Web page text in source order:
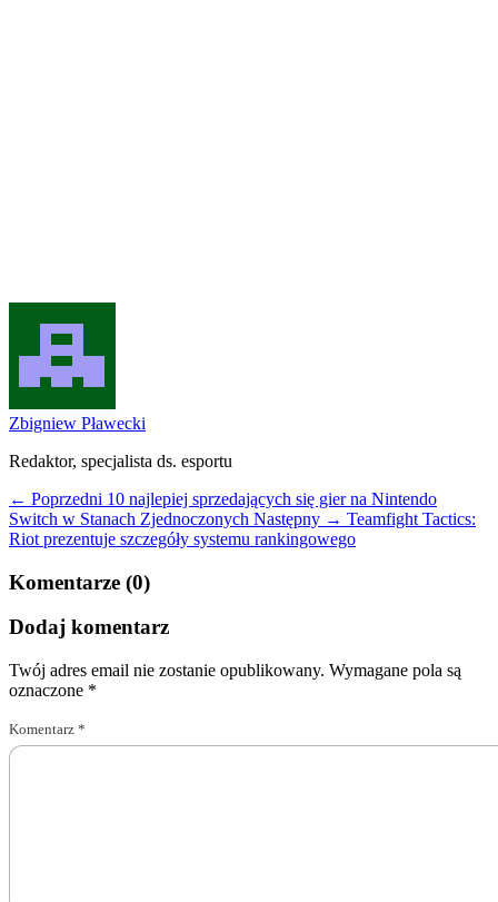
Zbigniew Pławecki
Redaktor, specjalista ds. esportu
← Poprzedni 10 najlepiej sprzedających się gier na Nintendo
Switch w Stanach Zjednoczonych Następny → Teamfight Tactics:
Riot prezentuje szczegóły systemu rankingowego
Komentarze (0)
Dodaj komentarz
Twój adres email nie zostanie opublikowany. Wymagane pola są
oznaczone *
Komentarz *